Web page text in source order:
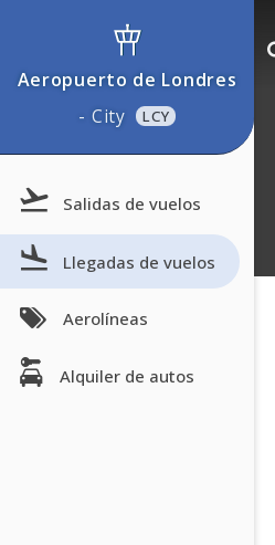
Aeropuerto de Londres
- City
LCY
Salidas de vuelos
Llegadas de vuelos
Aerolíneas
Alquiler de autos